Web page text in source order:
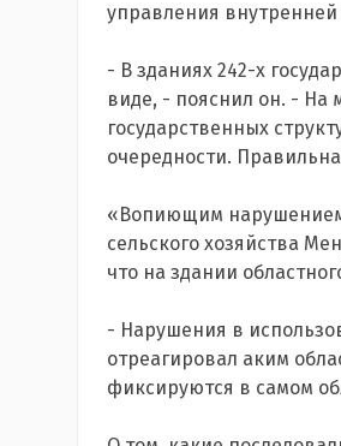
управления
- В зданиях 242-х
виде, - пояснил он. - На
государственных
очередности.
«Вопиющим
сельского хозяйства
что на здании
- Нарушения в
отреагировал аким
фиксируются в самом